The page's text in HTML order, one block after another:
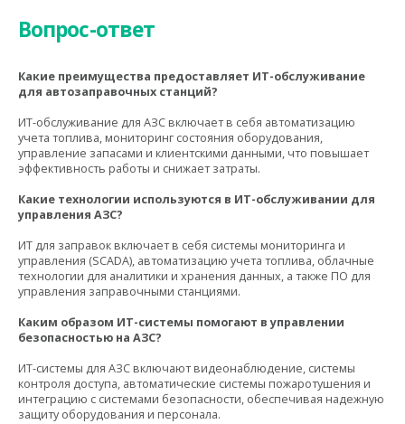
Вопрос-ответ
Какие преимущества предоставляет ИТ-обслуживание
для автозаправочных станций?
ИТ-обслуживание для АЗС включает в себя автоматизацию
учета топлива, мониторинг состояния оборудования,
управление запасами и клиентскими данными, что повышает
эффективность работы и снижает затраты.
Какие технологии используются в ИТ-обслуживании для
управления АЗС?
ИТ для заправок включает в себя системы мониторинга и
управления (SCADA), автоматизацию учета топлива, облачные
технологии для аналитики и хранения данных, а также ПО для
управления заправочными станциями.
Каким образом ИТ-системы помогают в управлении
безопасностью на АЗС?
ИТ-системы для АЗС включают видеонаблюдение, системы
контроля доступа, автоматические системы пожаротушения и
интеграцию с системами безопасности, обеспечивая надежную
защиту оборудования и персонала.